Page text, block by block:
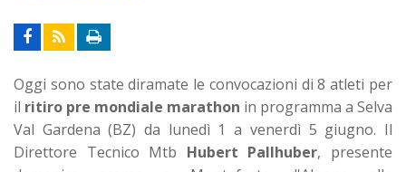
Oggi sono state diramate le convocazioni di 8 atleti per
il ritiro pre mondiale marathon in programma a Selva
Val Gardena (BZ) da lunedì 1 a venerdì 5 giugno. Il
Direttore Tecnico Mtb Hubert Pallhuber, presente